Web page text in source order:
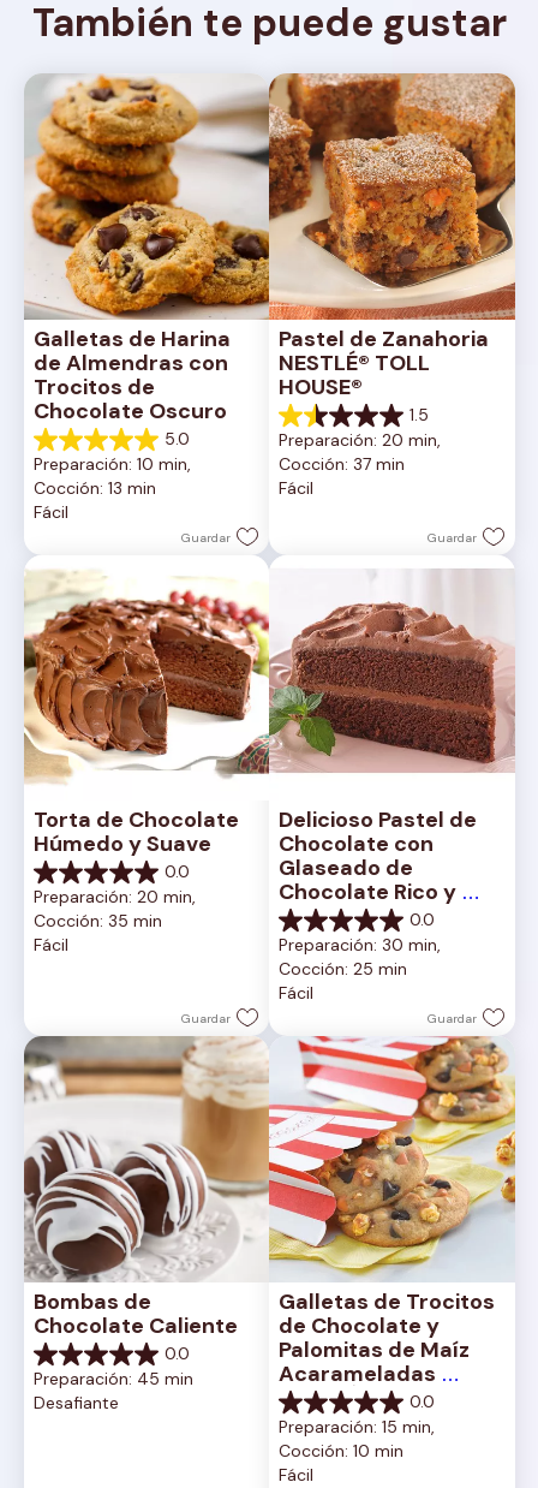
También te puede gustar
Galletas de Harina
de Almendras con
Trocitos de
Chocolate Oscuro
5.0
5.0
de
5
estrellas.
reseña
Preparación: 10 min,
Cocción: 13 min
Fácil
Guardar
Pastel de Zanahoria
NESTLÉ® TOLL
HOUSE®
1.5
1.5
de
5
estrellas.
Preparación: 20 min,
Cocción: 37 min
Fácil
Guardar
Torta de Chocolate
Húmedo y Suave
0.0
0.0
de
5
estrellas.
Preparación: 20 min,
Cocción: 35 min
Fácil
Guardar
Delicioso Pastel de
Chocolate con
Glaseado de
Chocolate Rico y
Cremoso
0.0
0.0
de
5
estrellas.
Preparación: 30 min,
Cocción: 25 min
Fácil
Guardar
Bombas de
Chocolate Caliente
0.0
0.0
de
5
Preparación: 45 min
Desafiante
Galletas de Trocitos
de Chocolate y
Palomitas de Maíz
Acarameladas
NESTLÉ® TOLL
HOUSE®
0.0
0.0
de
5
estrellas.
Preparación: 15 min,
Cocción: 10 min
Fácil